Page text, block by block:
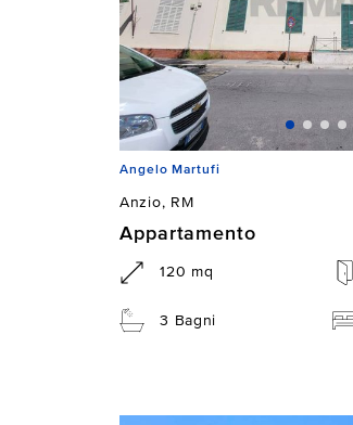
Angelo Martufi
Anzio, RM
Appartamento
120 mq
3 Bagni